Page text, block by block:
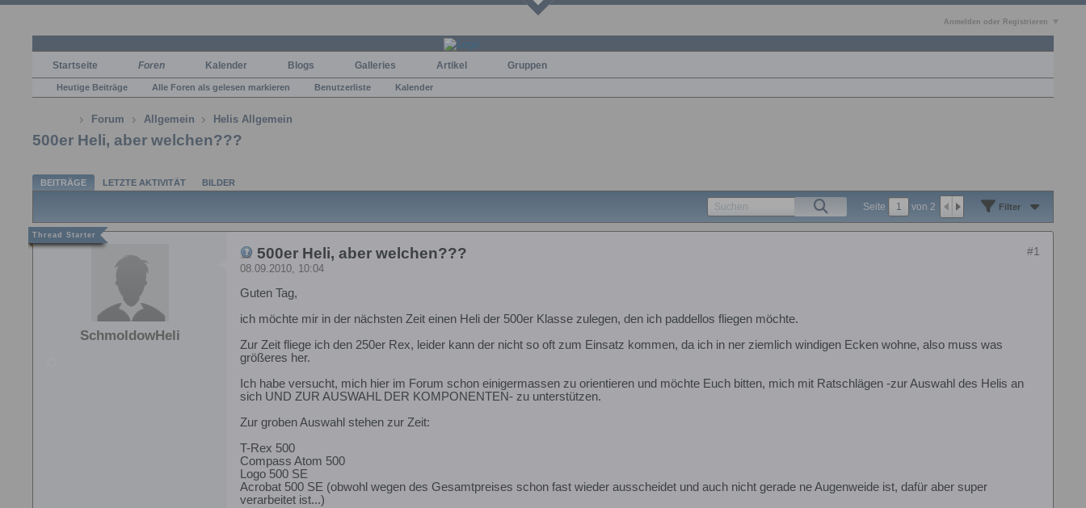
Anmelden oder Registrieren
Startseite Foren Kalender Blogs Galleries Artikel Gruppen
Heutige Beiträge Alle Foren als gelesen markieren Benutzerliste Kalender
Forum Allgemein Helis Allgemein
500er Heli, aber welchen???
BEITRÄGE LETZTE AKTIVITÄT BILDER
Seite von 2 Filter
SchmoldowHeli
#1
500er Heli, aber welchen???
08.09.2010, 10:04
Guten Tag,
ich möchte mir in der nächsten Zeit einen Heli der 500er Klasse zulegen, den ich paddellos fliegen möchte.
Zur Zeit fliege ich den 250er Rex, leider kann der nicht so oft zum Einsatz kommen, da ich in ner ziemlich windigen Ecken wohne, also muss was
größeres her.
Ich habe versucht, mich hier im Forum schon einigermassen zu orientieren und möchte Euch bitten, mich mit Ratschlägen -zur Auswahl des Helis an
sich UND ZUR AUSWAHL DER KOMPONENTEN- zu unterstützen.
Zur groben Auswahl stehen zur Zeit:
T-Rex 500
Compass Atom 500
Logo 500 SE
Acrobat 500 SE (obwohl wegen des Gesamtpreises schon fast wieder ausscheidet und auch nicht gerade ne Augenweide ist, dafür aber super
verarbeitet ist...)